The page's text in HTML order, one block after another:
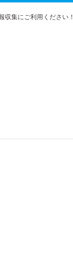
収集にご利用ください！